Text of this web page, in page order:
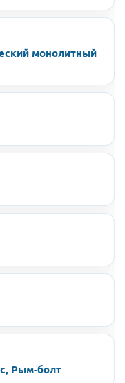
монолитный
Рым-болт